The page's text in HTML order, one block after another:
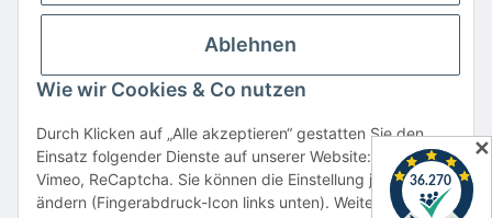
Schnelle Lieferung
Hohe Lagerverfügbarkeit
Vertrag widerrufen
* Alle Preise inkl. gesetzlicher USt., zzgl.Versand
Alle verwendeten Markennamen u. Bezeichnungen sind eingetragene Warenzeichen
Ablehnen
Wie wir Cookies & Co nutzen
Durch Klicken auf „Alle akzeptieren“ gestatten Sie den
Einsatz folgender Dienste auf unserer Website: YouTube,
Vimeo, ReCaptcha. Sie können die Einstellung jederzeit
ändern (Fingerabdruck-Icon links unten). Weitere Details
✕